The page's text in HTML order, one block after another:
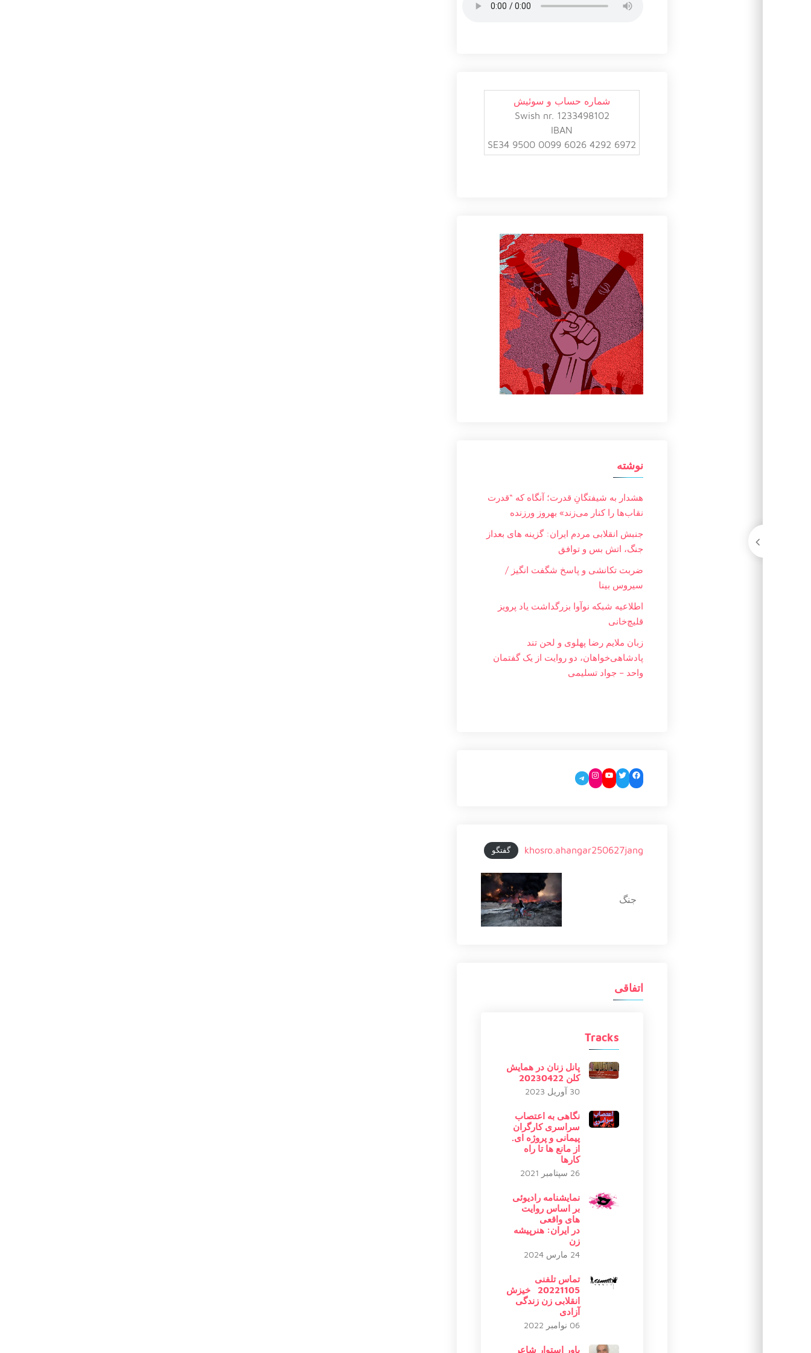
شماره حساب و سوئیش
Swish nr. 1233498102
IBAN
SE34 9500 0099 6026 4292 6972
نوشته
هشدار به شیفتگانِ قدرت؛ آنگاه که “قدرت
نقاب‌ها را کنار می‌زند» بهروز ورزنده
جنبش انقلابی مردم ایران: گزینه های بعداز
جنگ، اتش بس و توافق
ضربت تکانشی و پاسخ شگفت انگیز /
سیروس بینا
اطلاعیه شبکه نوآوا بزرگداشت یاد پرویز
قلیچ‌خانی
زبان ملایم‌ رضا پهلوی و لحن تند
پادشاهی‌خواهان، دو روایت از یک گفتمان
واحد – جواد تسليمی
Facebook
Twitter
YouTube
Instagram
Telegram
khosro.ahangar250627jang گفتگو
جنگ
اتفاقی
Tracks
پانل زنان در همایش
کلن 20230422
30 آوریل 2023
نگاهی به اعتصاب
سراسری کارگران
پیمانی و پروژه ای.
از مانع ها تا راه
کارها
26 سپتامبر 2021
نمایشنامه رادیوئی
بر اساس روایت
های واقعی
در ایران: هنرپیشه
زن
24 مارس 2024
تماس تلفنی
20221105 خیزش
انقلابی زن زندگی
آزادی
06 نوامبر 2022
یاور استوار شاعر